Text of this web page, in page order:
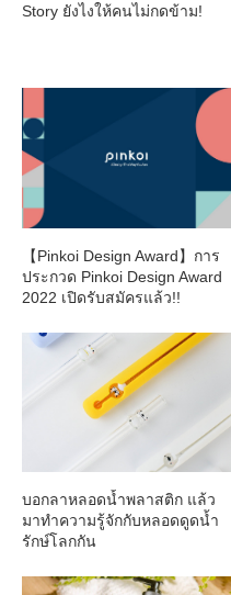
Story ยังไงให้คนไม่กดข้าม!
【Pinkoi Design Award】การ
ประกวด Pinkoi Design Award
2022 เปิดรับสมัครแล้ว!!
บอกลาหลอดน้ำพลาสติก แล้ว
มาทำความรู้จักกับหลอดดูดน้ำ
รักษ์โลกกัน